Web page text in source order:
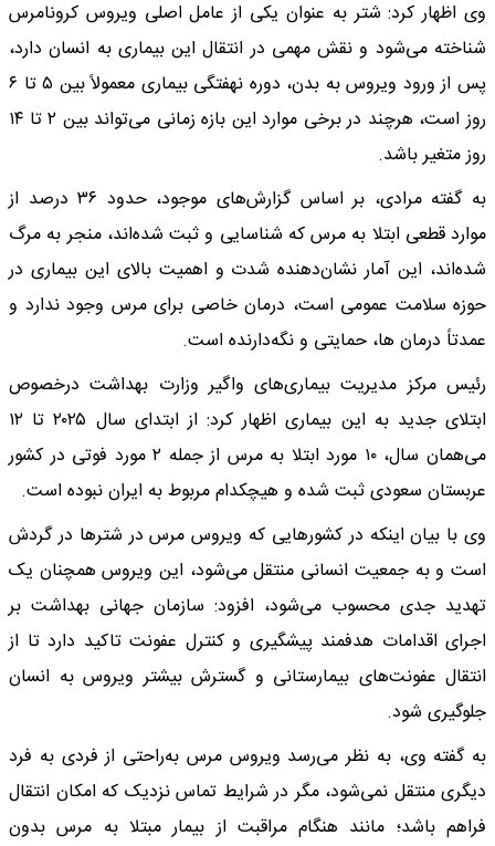
وی اظهار کرد: شتر به عنوان یکی از عامل اصلی ویروس کرونامرس
شناخته می‌شود و نقش مهمی در انتقال این بیماری به انسان دارد،
پس از ورود ویروس به بدن، دوره نهفتگی بیماری معمولاً بین ۵ تا ۶
روز است، هرچند در برخی موارد این بازه زمانی می‌تواند بین ۲ تا ۱۴
روز متغیر باشد.
به گفته مرادی، بر اساس گزارش‌های موجود، حدود ۳۶ درصد از
موارد قطعی ابتلا به مرس که شناسایی و ثبت شده‌اند، منجر به مرگ
شده‌اند، این آمار نشان‌دهنده شدت و اهمیت بالای این بیماری در
حوزه سلامت عمومی است، درمان خاصی برای مرس وجود ندارد و
عمدتاً درمان ها، حمایتی و نگه‌دارنده است.
رئیس مرکز مدیریت بیماری‌های واگیر وزارت بهداشت درخصوص
ابتلای جدید به این بیماری اظهار کرد: از ابتدای سال ۲۰۲۵ تا ۱۲
می‌همان سال، ۱۰ مورد ابتلا به مرس از جمله ۲ مورد فوتی در کشور
عربستان سعودی ثبت شده و هیچکدام مربوط به ایران نبوده است.
وی با بیان اینکه در کشور‌هایی که ویروس مرس در شتر‌ها در گردش
است و به جمعیت انسانی منتقل می‌شود، این ویروس همچنان یک
تهدید جدی محسوب می‌شود، افزود: سازمان جهانی بهداشت بر
اجرای اقدامات هدفمند پیشگیری و کنترل عفونت تاکید دارد تا از
انتقال عفونت‌های بیمارستانی و گسترش بیشتر ویروس به انسان
جلوگیری شود.
به گفته وی، به نظر می‌رسد ویروس مرس به‌راحتی از فردی به فرد
دیگری منتقل نمی‌شود، مگر در شرایط تماس نزدیک که امکان انتقال
فراهم باشد؛ مانند هنگام مراقبت از بیمار مبتلا به مرس بدون